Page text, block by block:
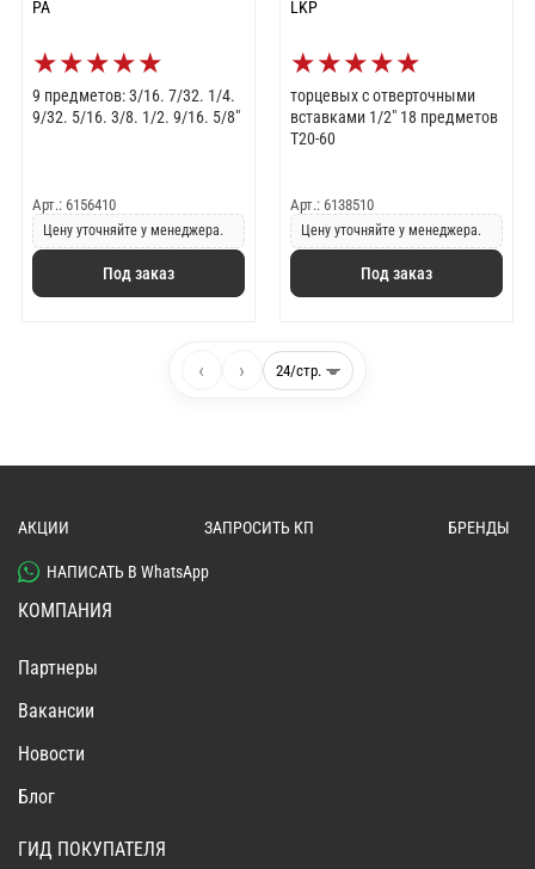
PA
★★★★★
9 предметов: 3/16. 7/32. 1/4.
9/32. 5/16. 3/8. 1/2. 9/16. 5/8"
Арт.: 6156410
Цену уточняйте у менеджера.
Под заказ
LKP
★★★★★
торцевых с отверточными
вставками 1/2" 18 предметов
T20-60
Арт.: 6138510
Цену уточняйте у менеджера.
Под заказ
‹ ›
АКЦИИ ЗАПРОСИТЬ КП БРЕНДЫ
НАПИСАТЬ В WhatsApp
КОМПАНИЯ
Партнеры
Вакансии
Новости
Блог
ГИД ПОКУПАТЕЛЯ